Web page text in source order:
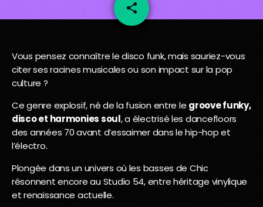
share
email
Vous pensez connaître le disco funk, mais sauriez-vous
citer ses racines musicales ou son impact sur la pop
culture ?
Ce genre explosif, né de la fusion entre le groove funky,
disco et harmonies soul, a électrisé les dancefloors
des années 70 avant d’essaimer dans le hip-hop et
l’électro.
Plongée dans un univers où les basses de Chic
résonnent encore au Studio 54, entre héritage vinylique
et renaissance actuelle.